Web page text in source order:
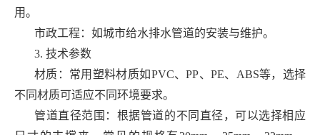
用。
市政工程：如城市给水排水管道的安装与维护。
3. 技术参数
材质：常用塑料材质如PVC、PP、PE、ABS等，选择
不同材质可适应不同环境要求。
管道直径范围：根据管道的不同直径，可以选择相应